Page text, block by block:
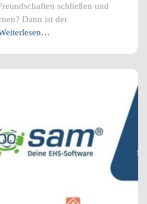
schließen und
Dann ist der